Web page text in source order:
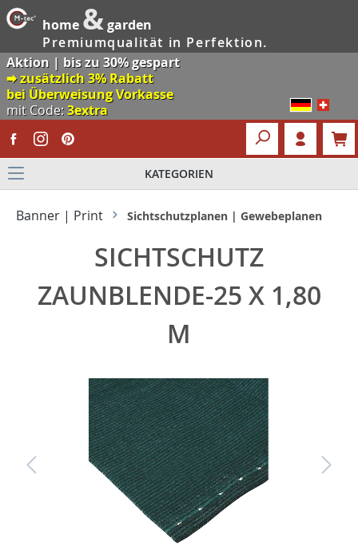
home &garden
Premiumqualität in Perfektion.
Aktion | bis zu 30% gespart
🠮 zusätzlich 3% Rabatt
bei Überweisung Vorkasse
mit Code:3extra
KATEGORIEN
Banner | Print Sichtschutzplanen | Gewebeplanen
SICHTSCHUTZ
ZAUNBLENDE-25 X 1,80
M